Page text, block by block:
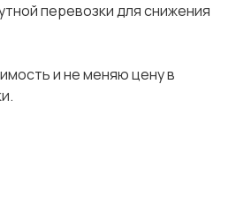
перевозки для снижения
и не меняю цену в